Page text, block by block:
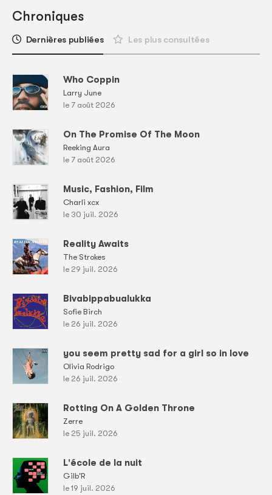
Chroniques
Dernières publiées Les plus consultées
Who Coppin
Larry June
le 7 août 2026
On The Promise Of The Moon
Reeking Aura
le 7 août 2026
Music, Fashion, Film
Charli xcx
le 30 juil. 2026
Reality Awaits
The Strokes
le 29 juil. 2026
Bivabippabualukka
Sofie Birch
le 26 juil. 2026
you seem pretty sad for a girl so in love
Olivia Rodrigo
le 26 juil. 2026
Rotting On A Golden Throne
Zerre
le 25 juil. 2026
L'école de la nuit
Gilb'R
le 19 juil. 2026